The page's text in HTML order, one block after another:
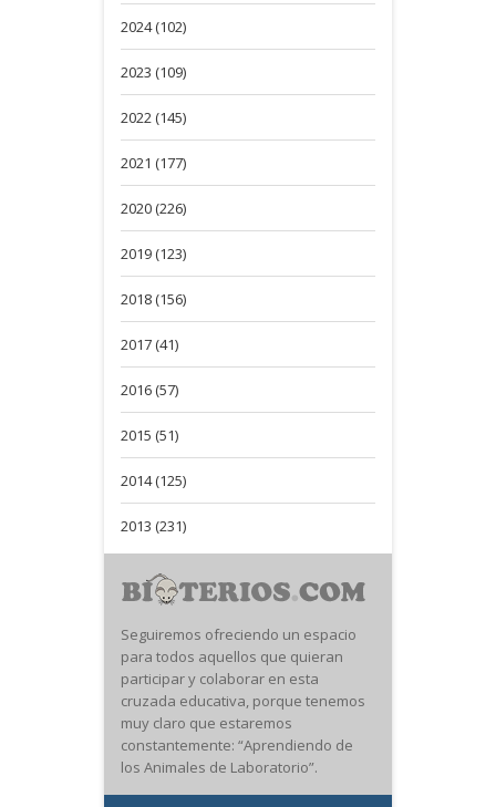
2024 (102)
2023 (109)
2022 (145)
2021 (177)
2020 (226)
2019 (123)
2018 (156)
2017 (41)
2016 (57)
2015 (51)
2014 (125)
2013 (231)
Seguiremos ofreciendo un espacio
para todos aquellos que quieran
participar y colaborar en esta
cruzada educativa, porque tenemos
muy claro que estaremos
constantemente: “Aprendiendo de
los Animales de Laboratorio”.